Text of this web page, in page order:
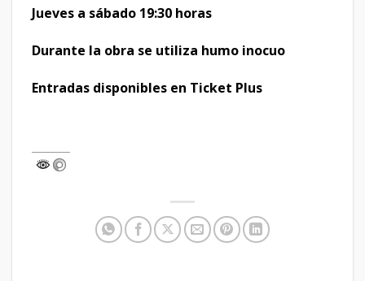
Jueves a sábado 19:30 horas
Durante la obra se utiliza humo inocuo
Entradas disponibles en Ticket Plus